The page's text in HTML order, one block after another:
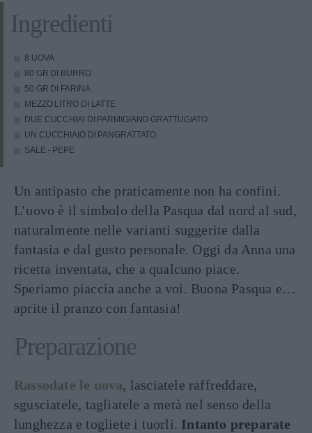
Ingredienti
8 UOVA
80 GR DI BURRO
50 GR DI FARINA
MEZZO LITRO DI LATTE
DUE CUCCHIAI DI PARMIGIANO GRATTUGIATO
UN CUCCHIAIO DI PANGRATTATO
SALE - PEPE
Un antipasto che praticamente non ha confini.
L’uovo è il simbolo della Pasqua dal nord al sud,
naturalmente nelle varianti suggerite dalla
fantasia e dal gusto personale. Oggi da Anna una
ricetta inventata, che a qualcuno piace.
Speriamo piaccia anche a voi. Buona Pasqua e…
aprite il pranzo con fantasia!
Preparazione
Rassodate le uova, lasciatele raffreddare,
sgusciatele, tagliatele a metà nel senso della
lunghezza e togliete i tuorli. Intanto preparate